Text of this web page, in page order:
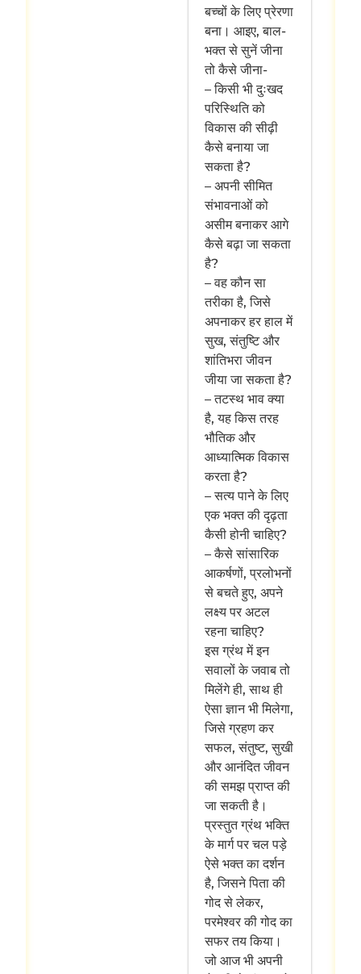
बच्चों के लिए प्रेरणा
बना। आइए, बाल-
भक्त से सुनें जीना
तो कैसे जीना-
– किसी भी दुःखद
परिस्थिति को
विकास की सीढ़ी
कैसे बनाया जा
सकता है?
– अपनी सीमित
संभावनाओं को
असीम बनाकर आगे
कैसे बढ़ा जा सकता
है?
– वह कौन सा
तरीका है, जिसे
अपनाकर हर हाल में
सुख, संतुष्टि और
शांतिभरा जीवन
जीया जा सकता है?
– तटस्थ भाव क्या
है, यह किस तरह
भौतिक और
आध्यात्मिक विकास
करता है?
– सत्य पाने के लिए
एक भक्त की दृढ़ता
कैसी होनी चाहिए?
– कैसे सांसारिक
आकर्षणों, प्रलोभनों
से बचते हुए, अपने
लक्ष्य पर अटल
रहना चाहिए?
इस ग्रंथ में इन
सवालों के जवाब तो
मिलेंगे ही, साथ ही
ऐसा ज्ञान भी मिलेगा,
जिसे ग्रहण कर
सफल, संतुष्ट, सुखी
और आनंदित जीवन
की समझ प्राप्त की
जा सकती है।
प्रस्तुत ग्रंथ भक्ति
के मार्ग पर चल पड़े
ऐसे भक्त का दर्शन
है, जिसने पिता की
गोद से लेकर,
परमेश्वर की गोद का
सफर तय किया।
जो आज भी अपनी